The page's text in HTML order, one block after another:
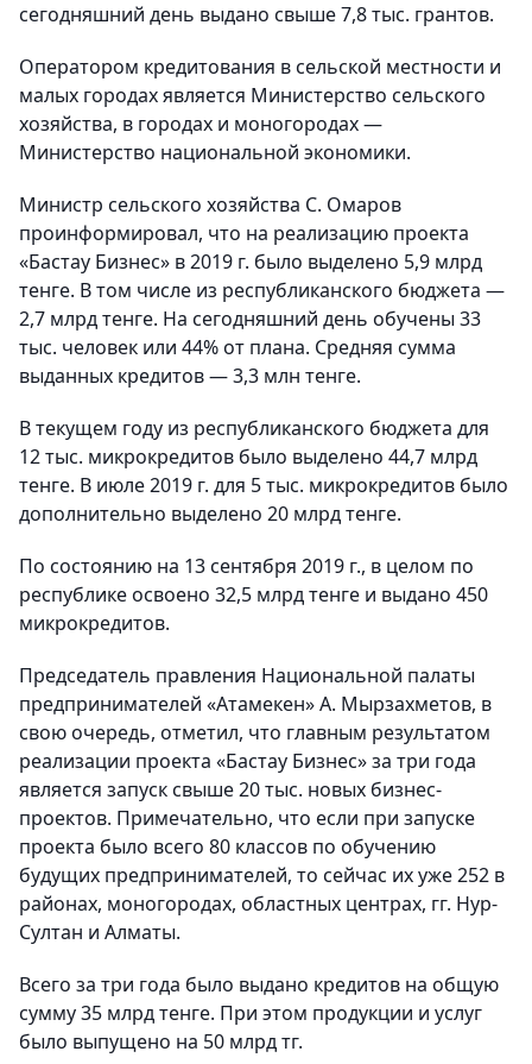
сегодняшний день выдано свыше 7,8 тыс. грантов.
Оператором кредитования в сельской местности и
малых городах является Министерство сельского
хозяйства, в городах и моногородах —
Министерство национальной экономики.
Министр сельского хозяйства С. Омаров
проинформировал, что на реализацию проекта
«Бастау Бизнес» в 2019 г. было выделено 5,9 млрд
тенге. В том числе из республиканского бюджета —
2,7 млрд тенге. На сегодняшний день обучены 33
тыс. человек или 44% от плана. Средняя сумма
выданных кредитов — 3,3 млн тенге.
В текущем году из республиканского бюджета для
12 тыс. микрокредитов было выделено 44,7 млрд
тенге. В июле 2019 г. для 5 тыс. микрокредитов было
дополнительно выделено 20 млрд тенге.
По состоянию на 13 сентября 2019 г., в целом по
республике освоено 32,5 млрд тенге и выдано 450
микрокредитов.
Председатель правления Национальной палаты
предпринимателей «Атамекен» А. Мырзахметов, в
свою очередь, отметил, что главным результатом
реализации проекта «Бастау Бизнес» за три года
является запуск свыше 20 тыс. новых бизнес-
проектов. Примечательно, что если при запуске
проекта было всего 80 классов по обучению
будущих предпринимателей, то сейчас их уже 252 в
районах, моногородах, областных центрах, гг. Нур-
Султан и Алматы.
Всего за три года было выдано кредитов на общую
сумму 35 млрд тенге. При этом продукции и услуг
было выпущено на 50 млрд тг.